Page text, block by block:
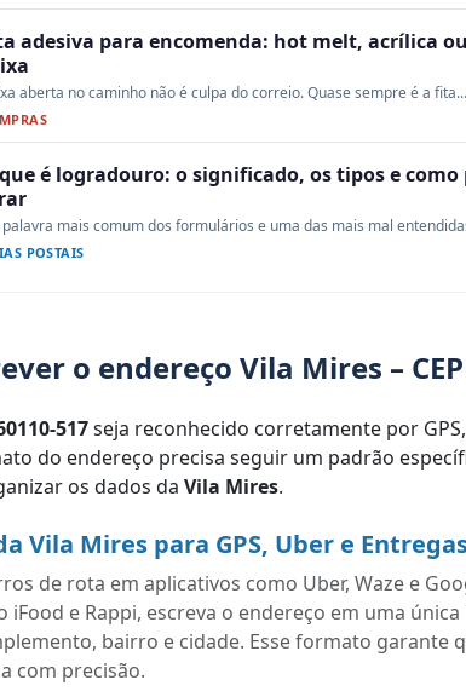
adesiva para encomenda: hot melt, acrílica
aberta no caminho não é culpa do correio. Quase sempre é a
é logradouro: o significado, os tipos e como
palavra mais comum dos formulários e uma das mais mal
POSTAIS
o endereço Vila Mires –
517seja reconhecido corretamente por
do endereço precisa seguir um padrão
os dados da Vila Mires.
Vila Mires para GPS, Uber e
de rota em aplicativos como Uber, Waze e
iFood e Rappi, escreva o endereço em uma
bairro e cidade. Esse formato garante
com precisão.